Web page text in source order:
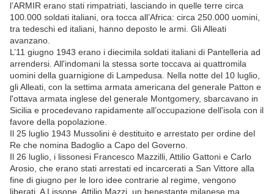
l’ARMIR erano stati rimpatriati, lasciando in quelle terre circa
100.000 soldati italiani, ora tocca all’Africa: circa 250.000 uomini,
tra tedeschi ed italiani, hanno deposto le armi. Gli Alleati
avanzano.
L’11 giugno 1943 erano i diecimila soldati italiani di Pantelleria ad
arrendersi. All'indomani la stessa sorte toccava ai quattromila
uomini della guarnigione di Lampedusa. Nella notte del 10 luglio,
gli Alleati, con la settima armata americana del generale Patton e
l'ottava armata inglese del generale Montgomery, sbarcavano in
Sicilia e procedevano rapidamente all’occupazione dell'isola con il
favore della popolazione.
Il 25 luglio 1943 Mussolini è destituito e arrestato per ordine del
Re che nomina Badoglio a Capo del Governo.
Il 26 luglio, i lissonesi Francesco Mazzilli, Attilio Gattoni e Carlo
Arosio, che erano stati arrestati ed incarcerati a San Vittore alla
fine di giugno per le loro idee contrarie al regime, vengono
liberati. A Lissone, Attilio Mazzi, un benestante milanese ma